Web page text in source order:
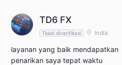
TD6 FX
Tidak diverifikasi India
layanan yang baik mendapatkan
penarikan saya tepat waktu